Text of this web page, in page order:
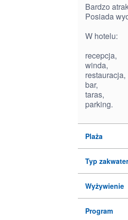
Bardzo
Posiada
W hotelu:
recepcja,
winda,
restauracja,
bar,
taras,
parking.
Plaża
Typ
Wyżywienie
Program